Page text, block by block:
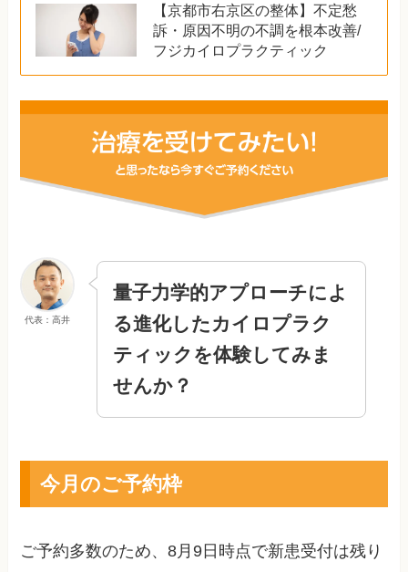
【京都市右京区の整体】不定愁
訴・原因不明の不調を根本改善/
フジカイロプラクティック
代表：高井
量子力学的アプローチによ
る進化したカイロプラク
ティックを体験してみま
せんか？
今月のご予約枠
ご予約多数のため、8月9日 時点で新患受付は残り